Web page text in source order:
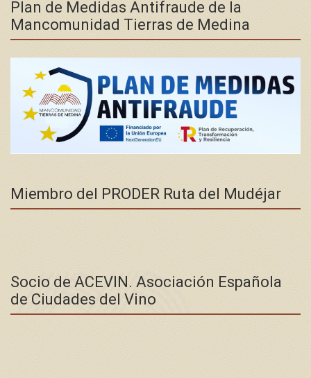
Plan de Medidas Antifraude de la
Mancomunidad Tierras de Medina
Miembro del PRODER Ruta del Mudéjar
Socio de ACEVIN. Asociación Española
de Ciudades del Vino